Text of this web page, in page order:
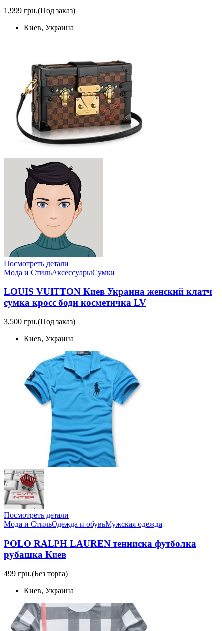
1,999 грн.(Под заказ)
Киев, Украина
Посмотреть детали
Мода и СтильАксессуарыСумки
LOUIS VUITTON Киев Украина женский клатч
сумка кросс боди косметичка LV
3,500 грн.(Под заказ)
Киев, Украина
Посмотреть детали
Мода и СтильОдежда и обувьМужская одежда
POLO RALPH LAUREN тенниска футболка
рубашка Киев
499 грн.(Без торга)
Киев, Украина